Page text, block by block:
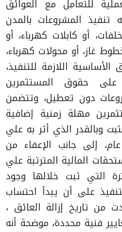
للتعامل مع العوائق
تنفيذ المشروعات بالمدن
أو كابلات كهرباء، أو
غاز، أو محولات كهرباء،
اللازمة للتنفيذ،
حقوق المستثمرين
دون تعطيل، وتتضمن
مهلة زمنية إضافية
وبالقدر الذي أثر به علي
إلى جانب الإعفاء من
المالية المترتبة علي
التي ثبت خلالها وجود
على أن يبدأ احتساب
من تاريخ إزالة العائق ،
فنية محددة، موضحة أنه